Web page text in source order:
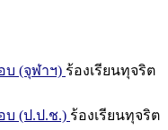
บ (จุฬาฯ) ร้องเรียนทุจริต
บ (ป.ป.ช.) ร้องเรียนทุจริต